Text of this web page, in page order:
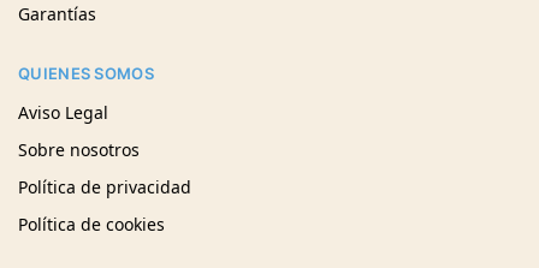
Garantías
QUIENES SOMOS
Aviso Legal
Sobre nosotros
Política de privacidad
Política de cookies